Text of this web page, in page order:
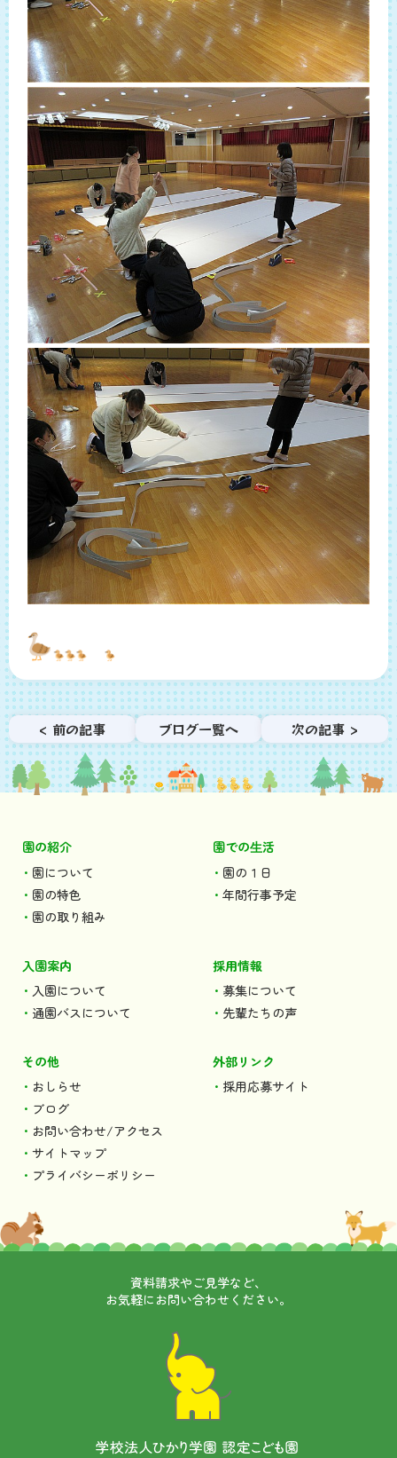
< 前の記事 ブログ一覧へ 次の記事 >
園の紹介
園について
園の特色
園の取り組み
園での⽣活
園の１日
年間行事予定
入園案内
入園について
通園バスについて
採用情報
募集について
先輩たちの声
その他
おしらせ
ブログ
お問い合わせ/アクセス
サイトマップ
プライバシーポリシー
外部リンク
採用応募サイト
資料請求やご見学など、
お気軽にお問い合わせください。